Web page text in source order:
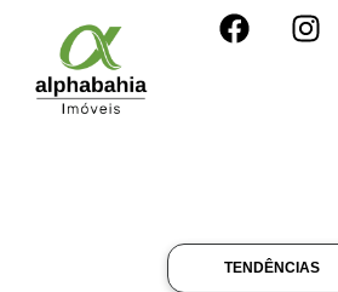
TENDÊNCIAS